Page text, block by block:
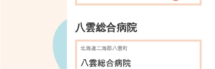
八雲総合病院